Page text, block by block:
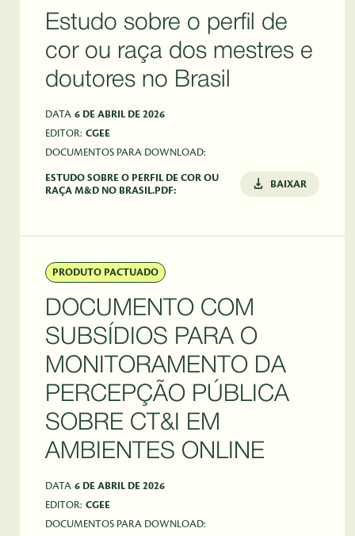
Estudo sobre o perfil de
cor ou raça dos mestres e
doutores no Brasil
DATA 6 DE ABRIL DE 2026
EDITOR: CGEE
DOCUMENTOS PARA DOWNLOAD:
ESTUDO SOBRE O PERFIL DE COR OU
RAÇA M&D NO BRASIL.PDF:
BAIXAR
PRODUTO PACTUADO
DOCUMENTO COM
SUBSÍDIOS PARA O
MONITORAMENTO DA
PERCEPÇÃO PÚBLICA
SOBRE CT&I EM
AMBIENTES ONLINE
DATA 6 DE ABRIL DE 2026
EDITOR: CGEE
DOCUMENTOS PARA DOWNLOAD: